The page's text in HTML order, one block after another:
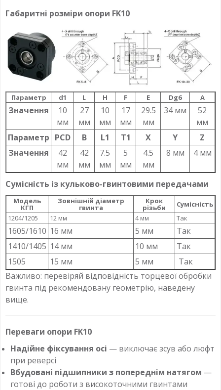
Габаритні розміри опори FK10
Параметр d1 L H F E Dg6 A
Значення
10
мм
27
мм
10
мм
17
мм
29.5
мм
34 мм
52
мм
Параметр PCD B L1 T1 X Y
Z
Значення
42
мм
42
мм
7.5
мм
5
мм
4.5
мм
8 мм 4 мм
Сумісність із кульково-гвинтовими передачами
Модель
КГП
Зовнішній діаметр
гвинта
Крок
різьби
Сумісність
1204/1205
12 мм 4 мм Так
1605/1610 16 мм 5 мм
Так
1410/1405 14 мм 10 мм
Так
1505
15 мм 5 мм
Так
Важливо: перевіряй відповідність торцевої обробки
гвинта під рекомендовану геометрію, наведену
вище.
Переваги опори FK10
Надійне фіксування осі — виключає зсув або люфт
при реверсі
Вбудовані підшипники з попереднім натягом —
готові до роботи з високоточними гвинтами